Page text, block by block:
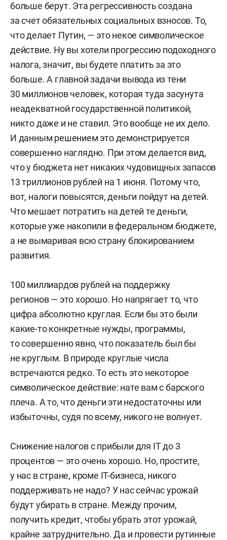
больше берут. Эта регрессивность создана
за счет обязательных социальных взносов. То,
что делает Путин, — это некое символическое
действие. Ну вы хотели прогрессию подоходного
налога, значит, вы будете платить за это
больше. А главной задачи вывода из тени
30 миллионов человек, которая туда засунута
неадекватной государственной политикой,
никто даже и не ставил. Это вообще не их дело.
И данным решением это демонстрируется
совершенно наглядно. При этом делается вид,
что у бюджета нет никаких чудовищных запасов
13 триллионов рублей на 1 июня. Потому что,
вот, налоги повысятся, деньги пойдут на детей.
Что мешает потратить на детей те деньги,
которые уже накопили в федеральном бюджете,
а не вымаривая всю страну блокированием
развития.
100 миллиардов рублей на поддержку
регионов — это хорошо. Но напрягает то, что
цифра абсолютно круглая. Если бы это были
какие-то конкретные нужды, программы,
то совершенно явно, что показатель был бы
не круглым. В природе круглые числа
встречаются редко. То есть это некоторое
символическое действие: нате вам с барского
плеча. А то, что деньги эти недостаточны или
избыточны, судя по всему, никого не волнует.
Снижение налогов с прибыли для IT до 3
процентов — это очень хорошо. Но, простите,
у нас в стране, кроме IT-бизнеса, никого
поддерживать не надо? У нас сейчас урожай
будут убирать в стране. Между прочим,
получить кредит, чтобы убрать этот урожай,
крайне затруднительно. Да и провести рутинные